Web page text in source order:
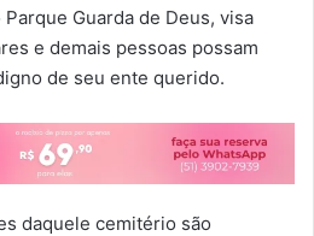
Guarda de Deus, visa
e demais pessoas possam
de seu ente querido.
daquele cemitério são